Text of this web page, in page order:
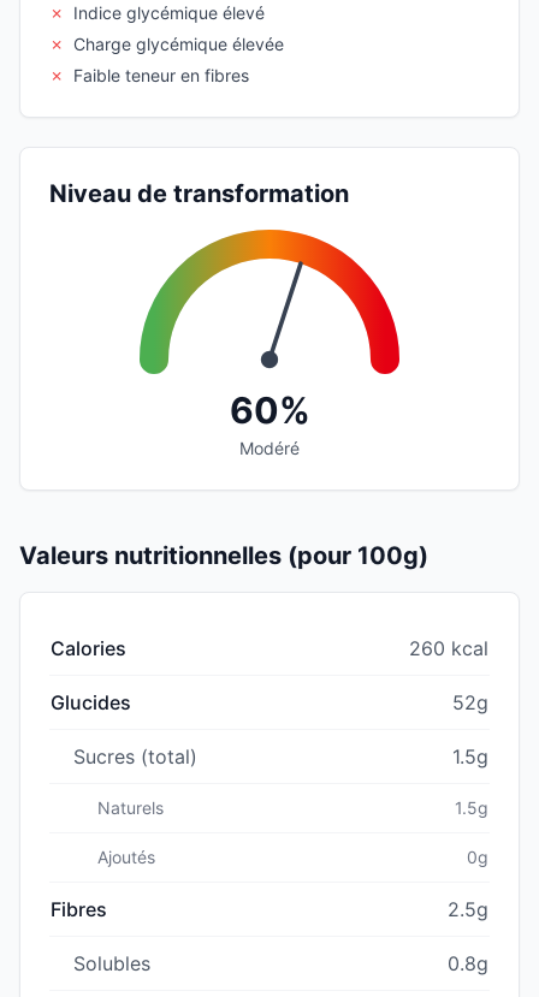
✗
Indice glycémique élevé
✗
Charge glycémique élevée
✗
Faible teneur en fibres
Niveau de transformation
60%
Modéré
Valeurs nutritionnelles (pour 100g)
Calories 260 kcal
Glucides 52g
Sucres (total) 1.5g
Naturels 1.5g
Ajoutés 0g
Fibres 2.5g
Solubles 0.8g